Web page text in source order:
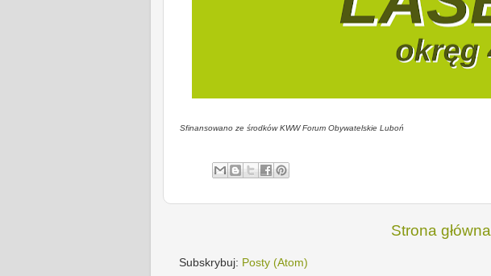
Sfinansowano ze środków KWW Forum Obywatelskie Luboń
Strona główna
Subskrybuj: Posty (Atom)